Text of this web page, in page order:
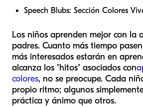
Speech Blubs: Sección Colores
Los niños aprenden mejor con la
padres. Cuanto más tiempo
más interesados estarán en
alcanza los "hitos" asociados con
colores, no se preocupe. Cada
propio ritmo; algunos
práctica y ánimo que otros.